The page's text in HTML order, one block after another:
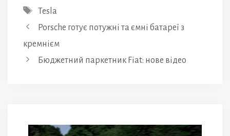
Позначки
Tesla
Porsche готує потужні та ємні батареї з
кремнієм
Бюджетний паркетник Fiat: нове відео